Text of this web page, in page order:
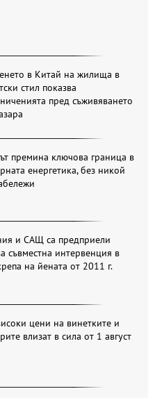
в Китай на жилища в
стил показва
пред съживяването
премина ключова граница в
енергетика, без никой
и САЩ са предприели
съвместна интервенция в
на йената от 2011 г.
цени на винетките и
влизат в сила от 1 август